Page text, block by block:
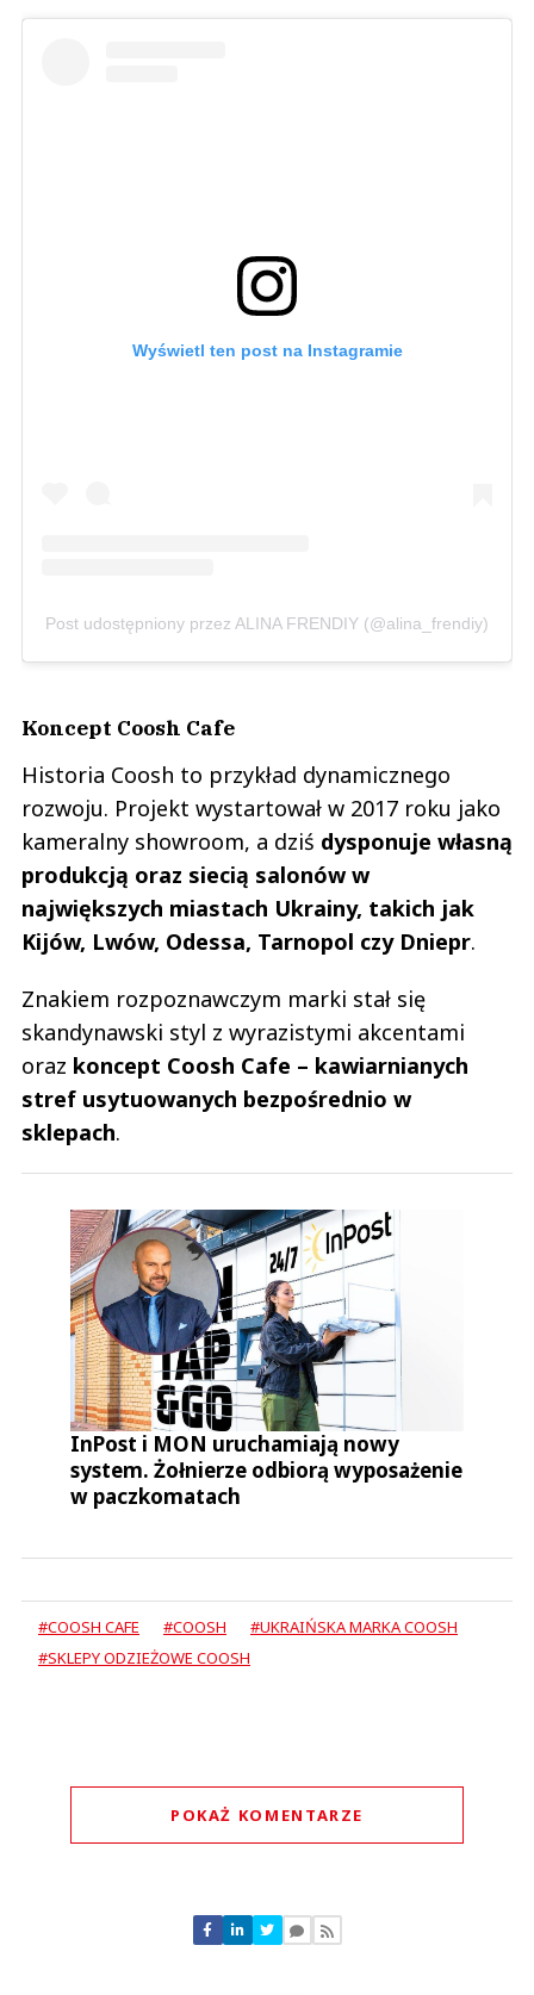
Wyświetl ten post na Instagramie
Post udostępniony przez ALINA FRENDIY (@alina_frendiy)
Koncept Coosh Cafe
Historia Coosh to przykład dynamicznego
rozwoju. Projekt wystartował w 2017 roku jako
kameralny showroom, a dziś dysponuje własną
produkcją oraz siecią salonów w
największych miastach Ukrainy, takich jak
Kijów, Lwów, Odessa, Tarnopol czy Dniepr.
Znakiem rozpoznawczym marki stał się
skandynawski styl z wyrazistymi akcentami
oraz koncept Coosh Cafe – kawiarnianych
stref usytuowanych bezpośrednio w
sklepach.
InPost i MON uruchamiają nowy
system. Żołnierze odbiorą wyposażenie
w paczkomatach
#COOSH CAFE #COOSH
#UKRAIŃSKA MARKA COOSH
#SKLEPY ODZIEŻOWE COOSH
POKAŻ KOMENTARZE
Nie znaleziono komentarzy
Zostaw swoje komentarze